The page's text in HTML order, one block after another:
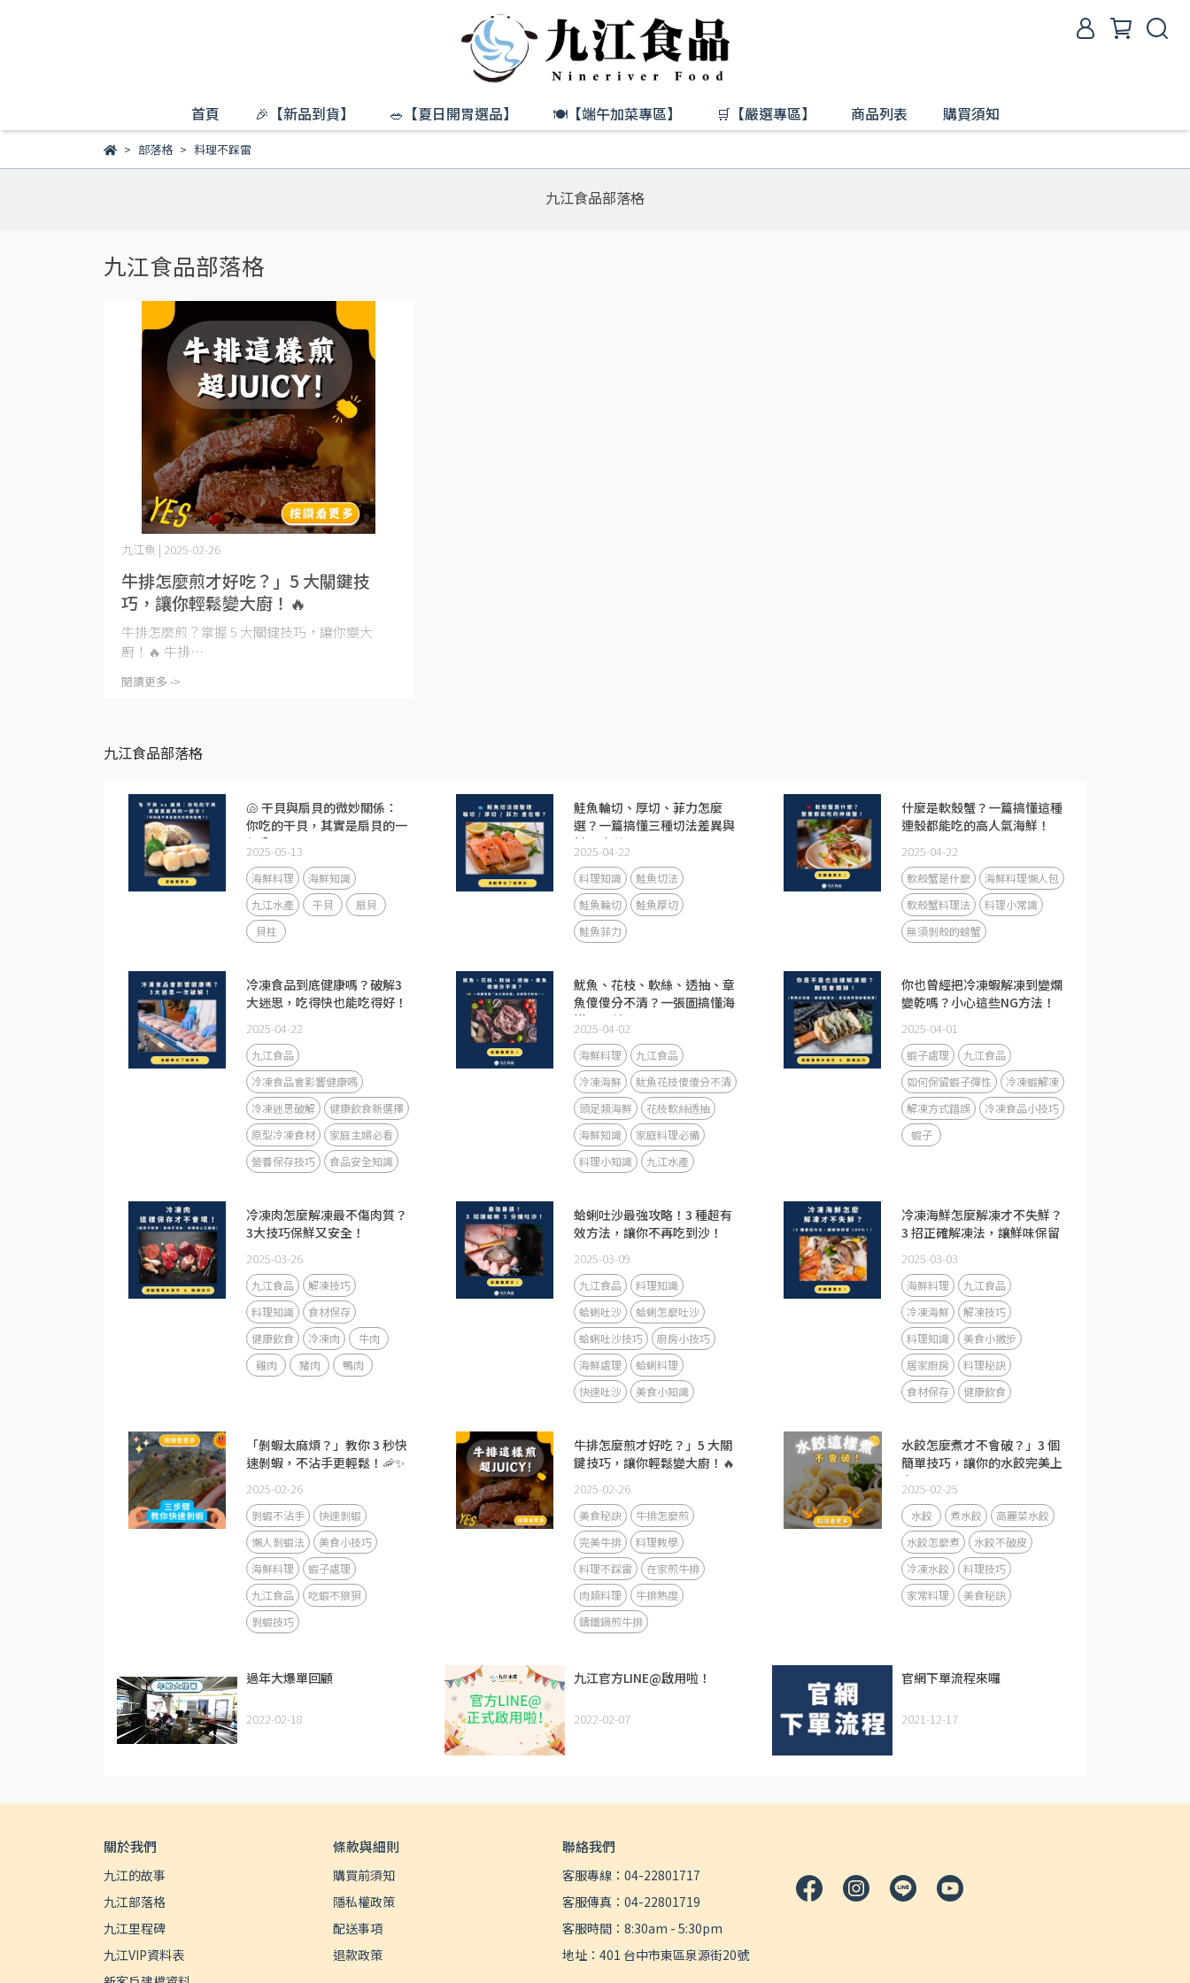
首頁 🎉【新品到貨】 🥗【夏日開胃選品】 🍽️【端午加菜專區】 🛒【嚴選專區】 商品列表 購買須知
部落格 料理不踩雷
九江食品部落格
九江食品部落格
牛排怎麼煎才好吃？」5 大關鍵技
巧，讓你輕鬆變大廚！🔥
九江魚 | 2025-02-26
牛排怎麼煎？掌握 5 大關鍵技巧，讓你變大
廚！🔥 牛排⋯
閱讀更多 ->
九江食品部落格
🐚 干貝與扇貝的微妙關係：
你吃的干貝，其實是扇貝的一
部分！
2025-05-13
海鮮料理
海鮮知識
九江水產
干貝
扇貝
貝柱
鮭魚輪切、厚切、菲力怎麼
選？一篇搞懂三種切法差異與
料理建議！
2025-04-22
料理知識
鮭魚切法
鮭魚輪切
鮭魚厚切
鮭魚菲力
什麼是軟殼蟹？一篇搞懂這種
連殼都能吃的高人氣海鮮！
2025-04-22
軟殼蟹是什麼
海鮮料理懶人包
軟殼蟹料理法
料理小常識
無須剝殼的螃蟹
冷凍食品到底健康嗎？破解3
大迷思，吃得快也能吃得好！
2025-04-22
九江食品
冷凍食品會影響健康嗎
冷凍迷思破解
健康飲食新選擇
原型冷凍食材
家庭主婦必看
營養保存技巧
食品安全知識
魷魚、花枝、軟絲、透抽、章
魚傻傻分不清？一張圖搞懂海
鮮五兄弟！
2025-04-02
海鮮料理
九江食品
冷凍海鮮
魷魚花枝傻傻分不清
頭足類海鮮
花枝軟絲透抽
海鮮知識
家庭料理必備
料理小知識
九江水產
你也曾經把冷凍蝦解凍到變爛
變乾嗎？小心這些NG方法！
2025-04-01
蝦子處理
九江食品
如何保留蝦子彈性
冷凍蝦解凍
解凍方式錯誤
冷凍食品小技巧
蝦子
冷凍肉怎麼解凍最不傷肉質？
3大技巧保鮮又安全！
2025-03-26
九江食品
解凍技巧
料理知識
食材保存
健康飲食
冷凍肉
牛肉
雞肉
豬肉 鴨肉
蛤蜊吐沙最強攻略！3 種超有
效方法，讓你不再吃到沙！
2025-03-09
九江食品
料理知識
蛤蜊吐沙
蛤蜊怎麼吐沙
蛤蜊吐沙技巧
廚房小技巧
海鮮處理
蛤蜊料理
快速吐沙
美食小知識
冷凍海鮮怎麼解凍才不失鮮？
3 招正確解凍法，讓鮮味保留
2025-03-03
海鮮料理
九江食品
冷凍海鮮
解凍技巧
料理知識
美食小撇步
居家廚房
料理秘訣
食材保存
健康飲食
「剝蝦太麻煩？」教你 3 秒快
速剝蝦，不沾手更輕鬆！🦐✨
2025-02-26
剝蝦不沾手
快速剝蝦
懶人剝蝦法
美食小技巧
海鮮料理
蝦子處理
九江食品
吃蝦不狼狽
剝蝦技巧
牛排怎麼煎才好吃？」5 大關
鍵技巧，讓你輕鬆變大廚！🔥
2025-02-26
美食秘訣
牛排怎麼煎
完美牛排
料理教學
料理不踩雷
在家煎牛排
肉類料理
牛排熟度
鑄鐵鍋煎牛排
水餃怎麼煮才不會破？」3 個
簡單技巧，讓你的水餃完美上
桌！
2025-02-25
水餃 煮水餃
高麗菜水餃
水餃怎麼煮
水餃不破皮
冷凍水餃
料理技巧
家常料理
美食秘訣
過年大爆單回顧
2022-02-18
九江官方LINE@啟用啦！
2022-02-07
官網下單流程來囉
2021-12-17
關於我們
九江的故事
九江部落格
九江里程碑
九江VIP資料表
條款與細則
購買前須知
隱私權政策
配送事項
退款政策
聯絡我們
客服專線：04-22801717
客服傳真：04-22801719
客服時間：8:30am - 5:30pm
地址：401 台中市東區泉源街20號